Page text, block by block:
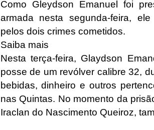
Como Gleydson Emanuel foi
armada nesta segunda-feira,
pelos dois crimes cometidos.
Saiba mais
Nesta terça-feira, Glaydson
posse de um revólver calibre 32,
bebidas, dinheiro e outros
nas Quintas. No momento da
Iraclan do Nascimento Queiroz,